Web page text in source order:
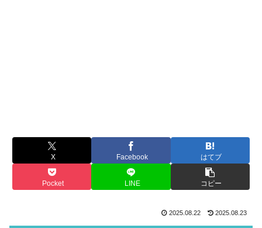
X Facebook はてブ
Pocket LINE コピー
2025.08.22 2025.08.23